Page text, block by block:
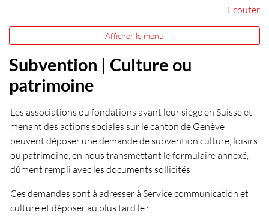
Ecouter
Afficher le menu
Subvention | Culture ou
patrimoine
Les associations ou fondations ayant leur siège en Suisse et
menant des actions sociales sur le canton de Genève
peuvent déposer une demande de subvention culture, loisirs
ou patrimoine, en nous transmettant le formulaire annexé,
dûment rempli avec les documents sollicités
Ces demandes sont à adresser à Service communication et
culture et déposer au plus tard le :